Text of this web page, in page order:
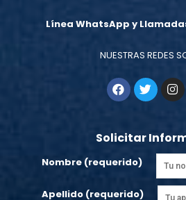
Línea WhatsApp y
NUESTRAS REDES
Solicitar
Nombre (requerido)
Apellido (requerido)